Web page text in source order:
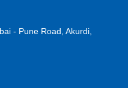
- Pune Road, Akurdi,